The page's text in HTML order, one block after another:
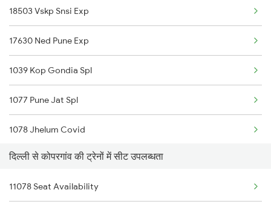
14016 Sadhbhawna Exp
12382 Poorva Express
22542 Bsbs Garib Rath
1057 Csmt Asr Special
1058 Asr Csmt Spl
1077 Pune Jat Spl
1078 Jhelum Covid
18503 Vskp Snsi Exp
17630 Ned Pune Exp
1039 Kop Gondia Spl
1077 Pune Jat Spl
1078 Jhelum Covid
1439 Pune Ami Special
1440 Ami Pune Special
दिल्ली से कोपरगांव की ट्रेनों में सीट उपलब्धता
11078 Seat Availability